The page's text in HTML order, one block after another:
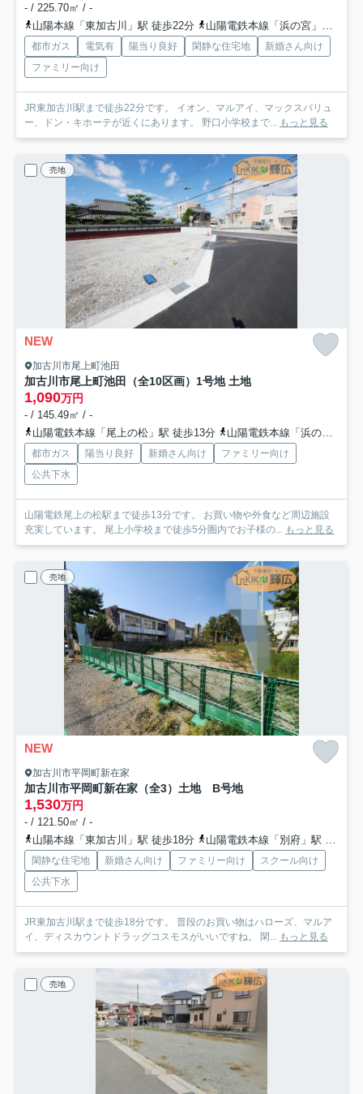
- / 225.70㎡ / -
山陽本線「東加古川」駅 徒歩22分
山陽電鉄本線「浜の宮」駅 徒歩43分
都市ガス 電気有 陽当り良好 閑静な住宅地
新婚さん向け
ファミリー向け
JR東加古川駅まで徒歩22分です。 イオン、マルアイ、マックスバリュ
ー、ドン・キホーテが近くにあります。 野口小学校まで... もっと見る
売地
NEW
加古川市尾上町池田
加古川市尾上町池田（全10区画）1号地 土地
1,090万円
- / 145.49㎡ / -
山陽電鉄本線「尾上の松」駅 徒歩13分
山陽電鉄本線「浜の宮」駅 徒歩16分
都市ガス 陽当り良好 新婚さん向け
ファミリー向け
公共下水
山陽電鉄尾上の松駅まで徒歩13分です。 お買い物や外食など周辺施設
充実しています。 尾上小学校まで徒歩5分圏内でお子様の... もっと見る
売地
NEW
加古川市平岡町新在家
加古川市平岡町新在家（全3）土地 B号地
1,530万円
- / 121.50㎡ / -
山陽本線「東加古川」駅 徒歩18分
山陽電鉄本線「別府」駅 徒歩51分
閑静な住宅地 新婚さん向け ファミリー向け
スクール向け
公共下水
JR東加古川駅まで徒歩18分です。 普段のお買い物はハローズ、マルア
イ、ディスカウントドラッグコスモスがいいですね。 閑... もっと見る
売地